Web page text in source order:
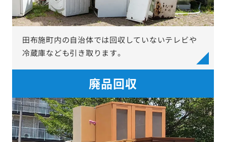
田布施町内の自治体では回収していないテレビや
冷蔵庫なども引き取ります。
廃品回収